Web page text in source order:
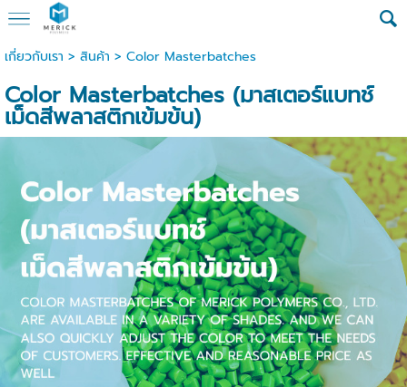
เกี่ยวกับเรา > สินค้า > Color Masterbatches
Color Masterbatches (มาสเตอร์แบทช์
เม็ดสีพลาสติกเข้มข้น)